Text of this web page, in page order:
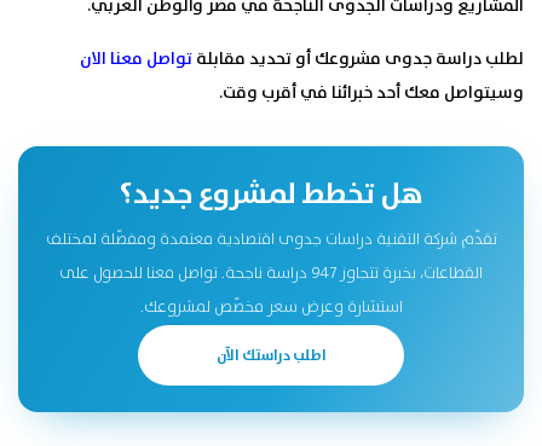
المشاريع ودراسات الجدوى الناجحة في مصر والوطن العربي.
لطلب دراسة جدوى مشروعك أو تحديد مقابلةتواصل معنا الان
وسيتواصل معك أحد خبرائنا في أقرب وقت.
هل تخطط لمشروع جديد؟
تقدّم شركة التقنية دراسات جدوى اقتصادية معتمدة ومفصّلة لمختلف
القطاعات، بخبرة تتجاوز 947 دراسة ناجحة. تواصل معنا للحصول على
استشارة وعرض سعر مخصّص لمشروعك.
اطلب دراستك الآن